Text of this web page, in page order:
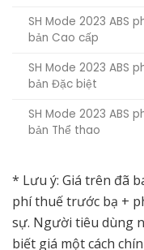
SH Mode 2023 ABS
bản Cao cấp
SH Mode 2023 ABS
bản Đặc biệt
SH Mode 2023 ABS
bản Thể thao
* Lưu ý: Giá trên đã
phí thuế trước bạ +
sự. Người tiêu dùng
biết giá một cách